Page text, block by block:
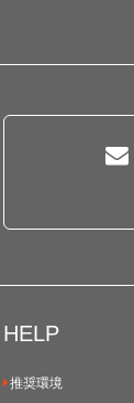
HELP
推奨環境